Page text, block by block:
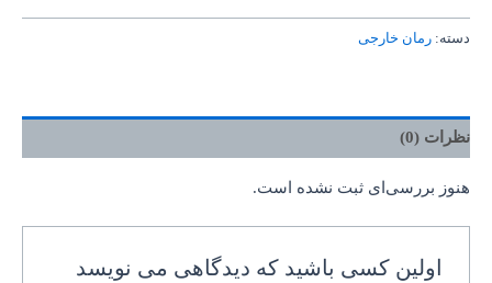
دسته: رمان خارجی
نظرات (0)
هنوز بررسی‌ای ثبت نشده است.
اولین کسی باشید که دیدگاهی می نویسد